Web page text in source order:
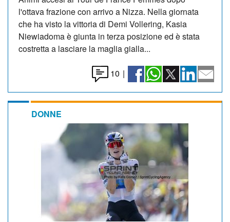
l'ottava frazione con arrivo a Nizza. Nella giornata
che ha visto la vittoria di Demi Vollering, Kasia
Niewiadoma è giunta in terza posizione ed è stata
costretta a lasciare la maglia gialla...
10 |
DONNE